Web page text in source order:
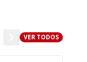
VER TODOS